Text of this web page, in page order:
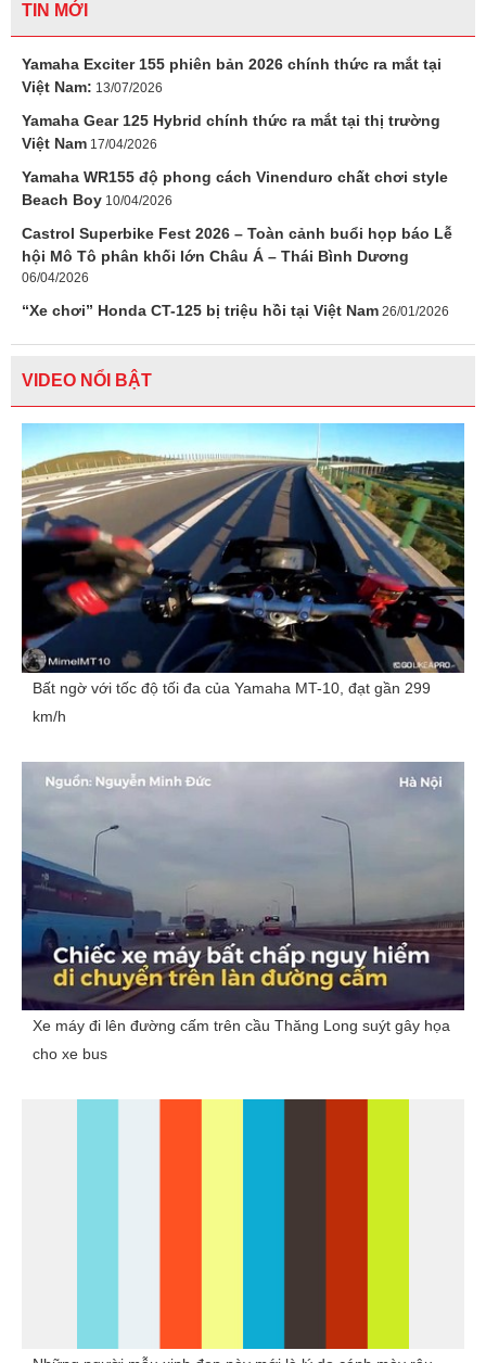
TIN MỚI
Yamaha Exciter 155 phiên bản 2026 chính thức ra mắt tại
Việt Nam: 13/07/2026
Yamaha Gear 125 Hybrid chính thức ra mắt tại thị trường
Việt Nam 17/04/2026
Yamaha WR155 độ phong cách Vinenduro chất chơi style
Beach Boy 10/04/2026
Castrol Superbike Fest 2026 – Toàn cảnh buổi họp báo Lễ
hội Mô Tô phân khối lớn Châu Á – Thái Bình Dương
06/04/2026
“Xe chơi” Honda CT-125 bị triệu hồi tại Việt Nam 26/01/2026
VIDEO NỔI BẬT
Bất ngờ với tốc độ tối đa của Yamaha MT-10, đạt gần 299
km/h
Xe máy đi lên đường cấm trên cầu Thăng Long suýt gây họa
cho xe bus